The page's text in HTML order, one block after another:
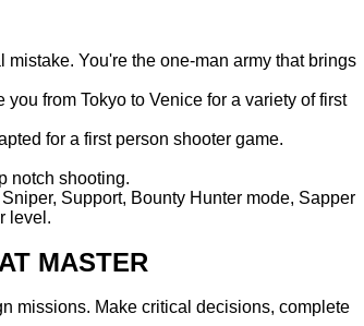
You're the one-man army that brings
from Tokyo to Venice for a variety of first
for a first person shooter game.
notch shooting.
Support, Bounty Hunter mode, Sapper
level.
MASTER
missions. Make critical decisions, complete